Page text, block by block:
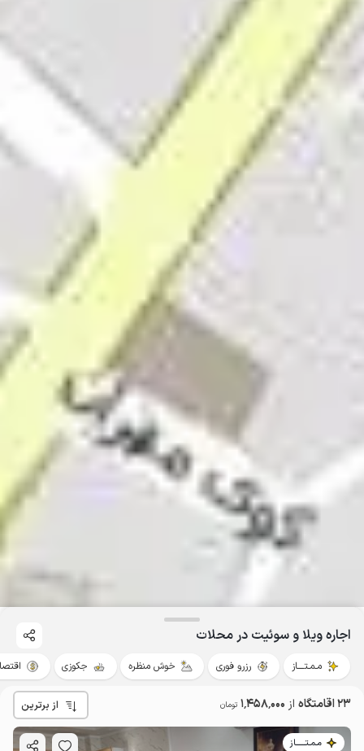
اجاره ویلا و سوئیت در محلات
مـمـتــــاز رزرو فوری خوش منظره جکوزی
23 اقامتگاه از 1٬458٬000 تومان از برترین
مـمـتــــــاز